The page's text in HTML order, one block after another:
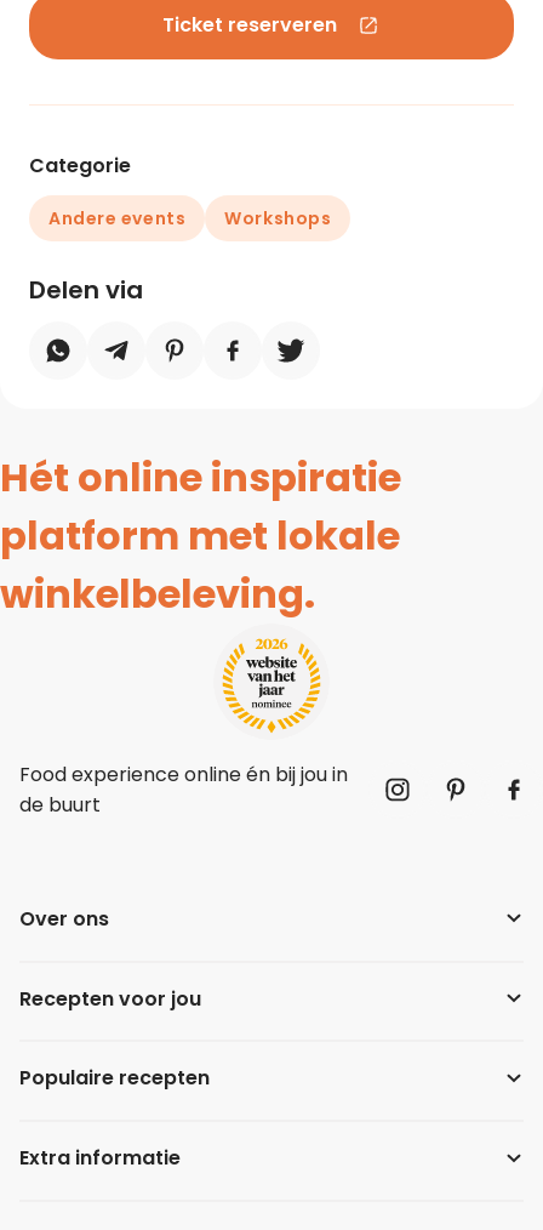
Ticket reserveren
Categorie
Andere events Workshops
Delen via
Hét online inspiratie
platform met lokale
winkelbeleving.
Food experience online én bij jou in
de buurt
Over ons
Recepten voor jou
Populaire recepten
Extra informatie